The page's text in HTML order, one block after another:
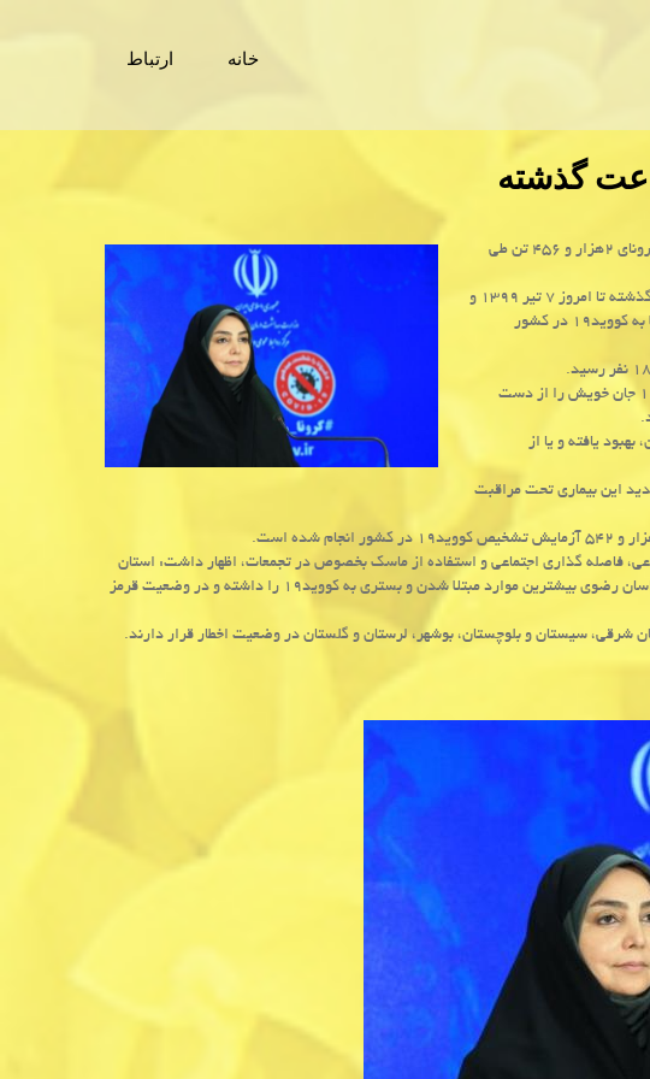
خانه ارتباط
به گزارش آنی غذا سخنگوی وزارت بهداشت از مثبت شدن تست كرونای ۲هزار و ۴۵۶ تن طی
دکتر لاری اظهار داشت: از روز گذشته تا امروز ۷ تیر ۱۳۹۹ و
بر مبنای معیارهای قطعی تشخیصی، دو هزار و ۴۵۶ بیمار جدید مبتلا به کووید۱۹ در کشور
لاری افزود: متاسفانه در طول ۲۴ ساعت گذشته، ۱۲۵ بیمار کووید۱۹ جان خویش را از دست
هزار و ۶۶۱ نفر از بیماران، بهبود یافته و یا از
مبتلا به کووید۱۹ در وضعیت شدید این بیماری تحت مراقبت
فاصله گذاری اجتماعی و استفاده از ماسک بخصوص در تجمعات، اظهار داشت: استان
های خوزستان، کرمانشاه، کردستان، هرمزگان، آذربایجان غربی و خراسان رضوی بیشترین موارد مبتلا شدن و بستری به کووید۱۹ را داشته و در وضعیت قرمز
سیستان و بلوچستان، بوشهر، لرستان و گلستان در وضعیت اخطار قرار دارند.